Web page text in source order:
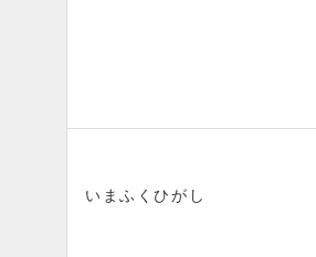
いまふくひがし